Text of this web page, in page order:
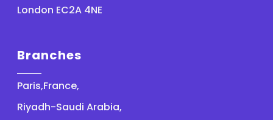
London EC2A 4NE
Branches
Paris,France,
Riyadh-Saudi Arabia,